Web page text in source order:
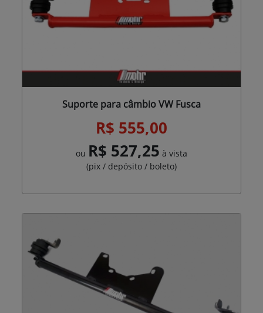
Suporte para câmbio VW Fusca
R$ 555,00
ou R$ 527,25 à vista
(pix / depósito / boleto)